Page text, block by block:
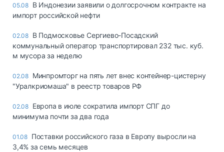
05.08 В Индонезии заявили о долгосрочном контракте на
импорт российской нефти
02.08 В Подмосковье Сергиево-Посадский
коммунальный оператор транспортировал 232 тыс. куб.
м мусора за неделю
02.08 Минпромторг на пять лет внес контейнер-цистерну
"Уралкриомаша" в реестр товаров РФ
02.08 Европа в июле сократила импорт СПГ до
минимума почти за два года
01.08 Поставки российского газа в Европу выросли на
3,4% за семь месяцев